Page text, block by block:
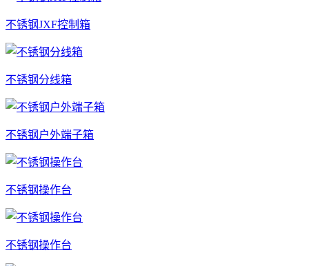
不锈钢JXF控制箱
不锈钢分线箱
不锈钢户外端子箱
不锈钢操作台
不锈钢操作台